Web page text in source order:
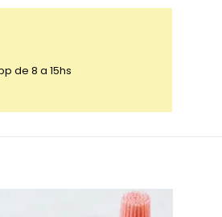
de 8 a 15hs